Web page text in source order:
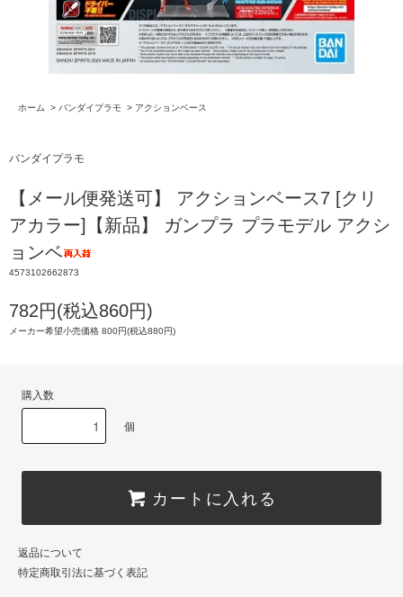
ホーム > バンダイプラモ > アクションベース
バンダイプラモ
【メール便発送可】 アクションベース7 [クリ
アカラー]【新品】 ガンプラ プラモデル アクシ
ョンベ
4573102662873
782円(税込860円)
メーカー希望小売価格 800円(税込880円)
購入数
個
カートに入れる
返品について
特定商取引法に基づく表記